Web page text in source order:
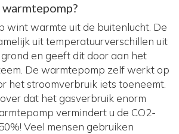
wint warmte uit de buitenlucht. De
uit temperatuurverschillen uit
en geeft dit door aan het
De warmtepomp zelf werkt op
het stroomverbruik iets toeneemt.
dat het gasverbruik enorm
vermindert u de CO2-
Veel mensen gebruiken